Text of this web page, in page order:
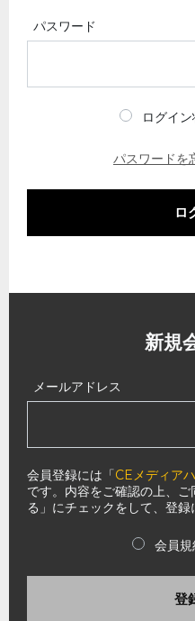
パスワード
ログイ
パスワードを
ロ
新規
メールアドレス
会員登録には「CEメディア
です。内容をご確認の上、
る」にチェックをして、登録
会員規
登